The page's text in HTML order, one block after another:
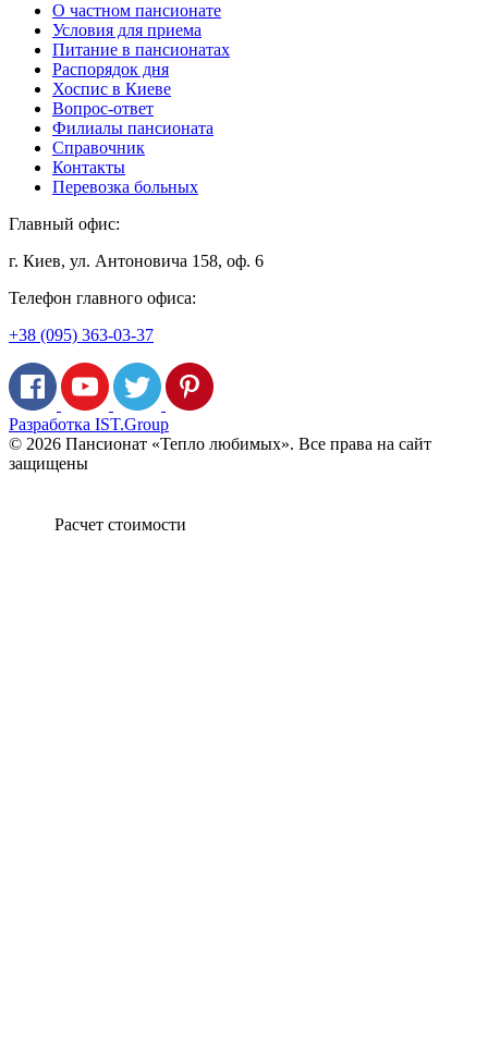
О частном пансионате
Условия для приема
Питание в пансионатах
Распорядок дня
Хоспис в Киеве
Вопрос-ответ
Филиалы пансионата
Справочник
Контакты
Перевозка больных
Главный офис:
г. Киев, ул. Антоновича 158, оф. 6
Телефон главного офиса:
+38 (095) 363-03-37
Разработка IST.Group
© 2026 Пансионат «Тепло любимых». Все права на сайт
защищены
Расчет стоимости